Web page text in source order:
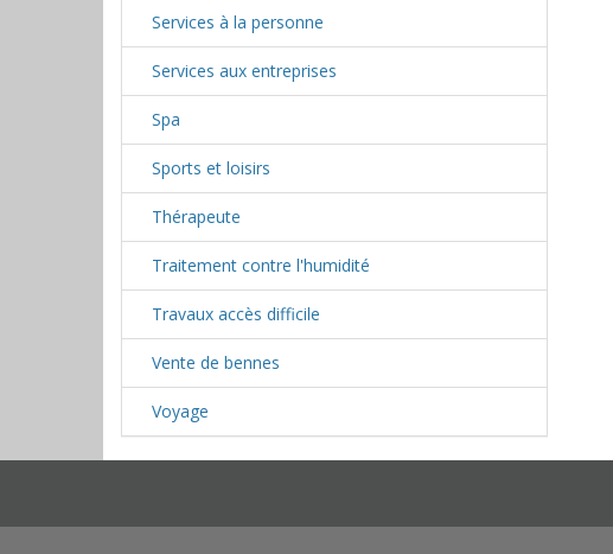
Services à la personne
Services aux entreprises
Spa
Sports et loisirs
Thérapeute
Traitement contre l'humidité
Travaux accès difficile
Vente de bennes
Voyage